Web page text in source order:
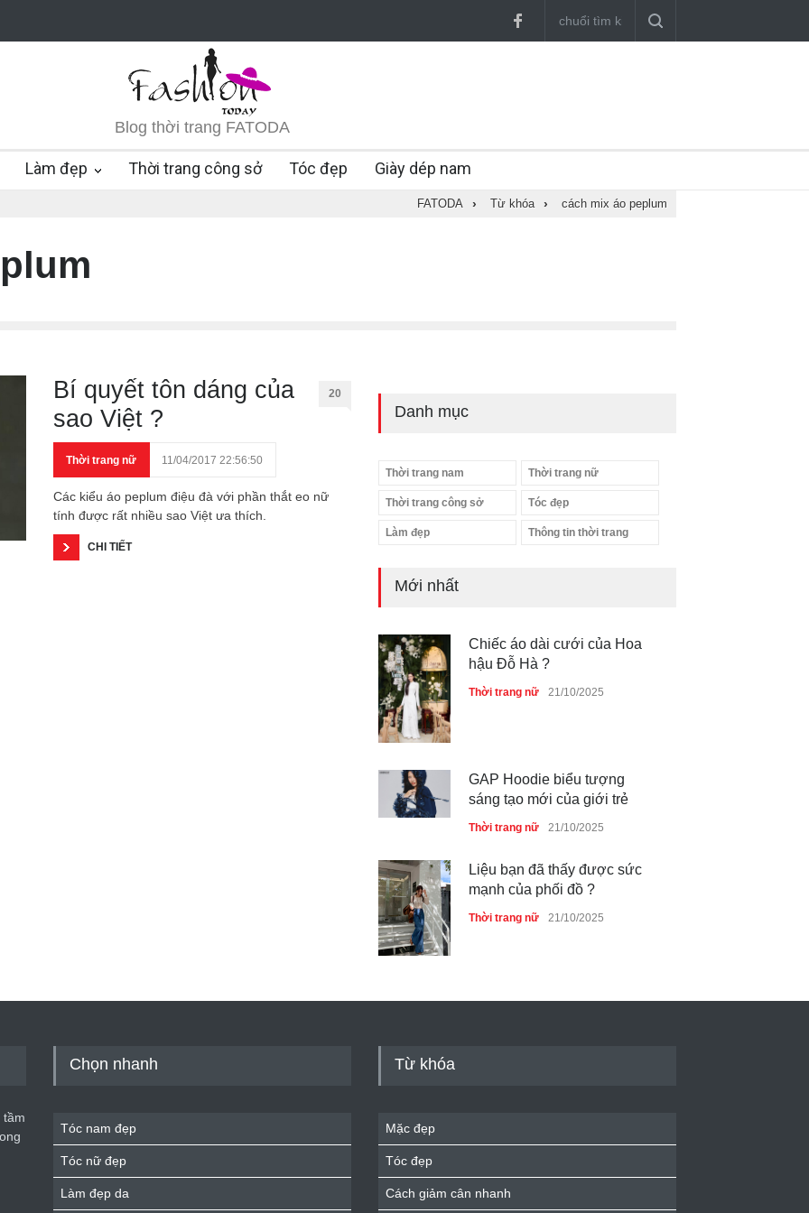
Blog thời trang FATODA
Làm đẹp Thời trang công sở Tóc đẹp Giày dép nam
FATODA › Từ khóa › cách mix áo peplum
Bí quyết tôn dáng của
sao Việt ?
20
Thời trang nữ 11/04/2017 22:56:50
Các kiểu áo peplum điệu đà với phần thắt eo nữ
tính được rất nhiều sao Việt ưa thích.
CHI TIẾT
Danh mục
Thời trang nam Thời trang nữ
Thời trang công sở Tóc đẹp
Làm đẹp Thông tin thời trang
Mới nhất
Chiếc áo dài cưới của Hoa
hậu Đỗ Hà ?
Thời trang nữ 21/10/2025
GAP Hoodie biểu tượng
sáng tạo mới của giới trẻ
Thời trang nữ 21/10/2025
Liệu bạn đã thấy được sức
mạnh của phối đồ ?
Thời trang nữ 21/10/2025
nữ 40+
Thời trang nữ 21/10/2025
tầm
Chọn nhanh
Tóc nam đẹp
Tóc nữ đẹp
Làm đẹp da
Từ khóa
Mặc đẹp
Tóc đẹp
Cách giảm cân nhanh